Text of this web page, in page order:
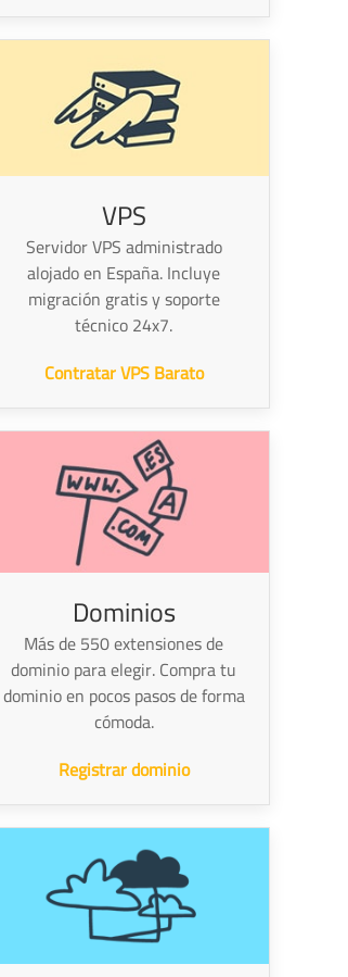
VPS
Servidor VPS administrado
alojado en España. Incluye
migración gratis y soporte
técnico 24x7.
Contratar VPS Barato
Dominios
Más de 550 extensiones de
dominio para elegir. Compra tu
dominio en pocos pasos de forma
cómoda.
Registrar dominio